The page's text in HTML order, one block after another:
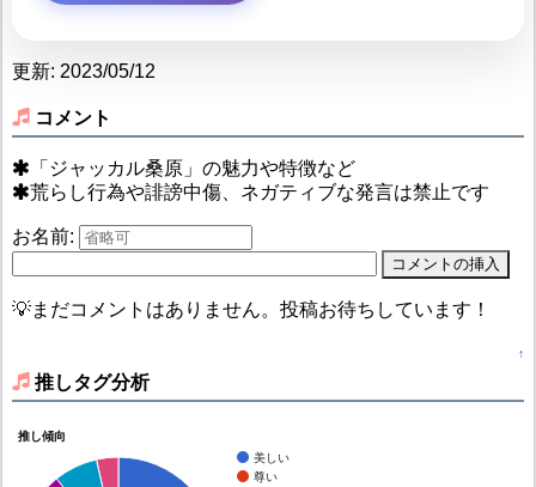
更新: 2023/05/12
コメント
「ジャッカル桑原」の魅力や特徴など
荒らし行為や誹謗中傷、ネガティブな発言は禁止です
お名前:
💡まだコメントはありません。投稿お待ちしています！
↑
推しタグ分析
推し傾向
美しい
尊い